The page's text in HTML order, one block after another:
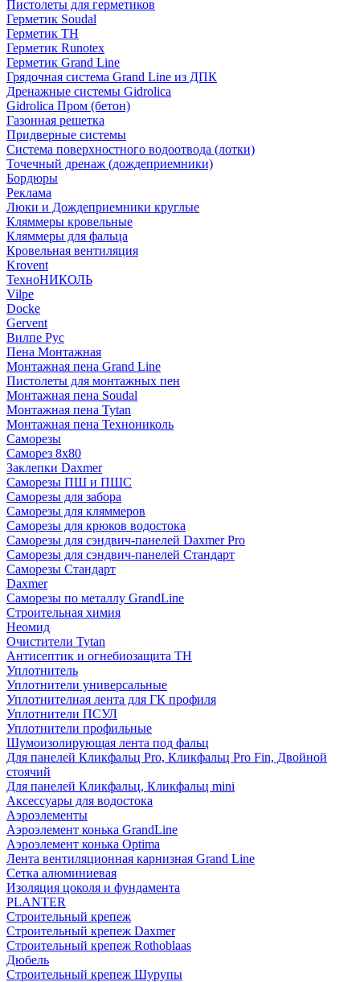
Пистолеты для герметиков
Герметик Soudal
Герметик ТН
Герметик Runotex
Герметик Grand Line
Грядочная система Grand Line из ДПК
Дренажные системы Gidrolica
Gidrolica Пром (бетон)
Газонная решетка
Придверные системы
Система поверхностного водоотвода (лотки)
Точечный дренаж (дождеприемники)
Бордюры
Рекламa
Люки и Дождеприемники круглые
Кляммеры кровельные
Кляммеры для фальца
Кровельная вентиляция
Krovent
ТехноНИКОЛЬ
Vilpe
Docke
Gervent
Вилпе Рус
Пена Монтажнaя
Монтажная пена Grand Linе
Пистолеты для монтажных пен
Монтажная пена Soudal
Монтажная пена Tytan
Монтажная пена Технониколь
Саморезы
Саморез 8х80
Заклепки Daxmer
Саморезы ПШ и ПШС
Саморезы для забора
Саморезы для кляммеров
Саморезы для крюков водостока
Саморезы для сэндвич-панелей Daxmer Pro
Саморезы для сэндвич-панелей Стандарт
Саморезы Стандарт
Daxmer
Саморезы по металлу GrandLine
Строительная химия
Неомид
Очистители Tytan
Антисептик и огнебиозащита ТН
Уплотнитель
Уплотнители универсальные
Уплотнителная лента для ГК профиля
Уплотнители ПСУЛ
Уплотнители профильные
Шумоизолирующая лента под фальц
Для панелей Кликфальц Pro, Кликфальц Pro Fin, Двойной
стоячий
Для панелей Кликфальц, Кликфальц mini
Аксессуары для водостока
Аэроэлементы
Аэроэлемент конька GrandLine
Аэроэлемент конька Optima
Лента вентиляционная карнизная Grand Line
Сетка алюминиевая
Изоляция цоколя и фундамента
PLANTER
Строительный крепеж
Строительный крепеж Daxmer
Строительный крепеж Rothoblaas
Дюбель
Строительный крепеж Шурупы